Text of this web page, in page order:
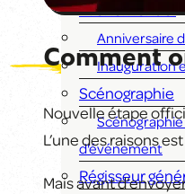
Événementiel
Anniversaire
Inauguration
Scénographie
d'événement
Régisseur
Comment
Nouvelle étape
L’une des raisons
Mais avant